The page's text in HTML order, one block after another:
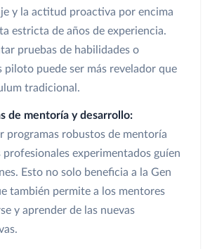
y la actitud proactiva por encima
estricta de años de experiencia.
pruebas de habilidades o
piloto puede ser más revelador que
tradicional.
de mentoría y desarrollo:
programas robustos de mentoría
profesionales experimentados guíen
Esto no solo beneficia a la Gen
también permite a los mentores
y aprender de las nuevas